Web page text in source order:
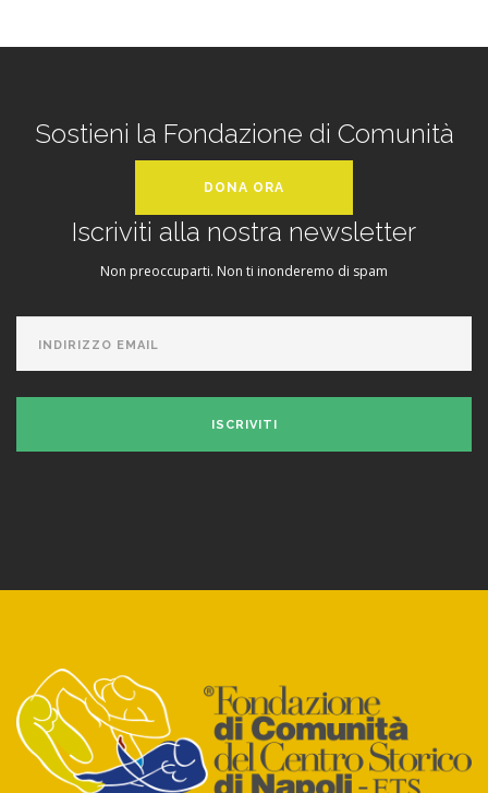
Sostieni la Fondazione di Comunità
DONA ORA
Iscriviti alla nostra newsletter
Non preoccuparti. Non ti inonderemo di spam
ISCRIVITI